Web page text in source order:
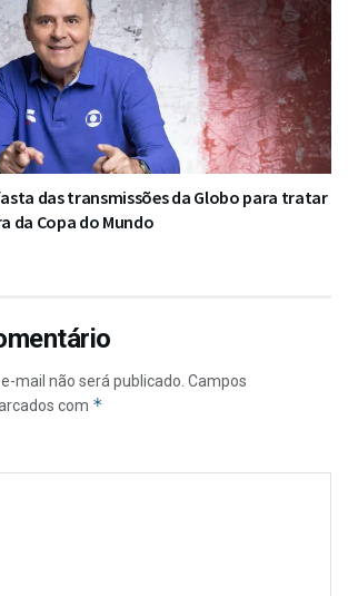
das transmissões da Globo para tratar
da Copa do Mundo
mail não será publicado. Campos
com *